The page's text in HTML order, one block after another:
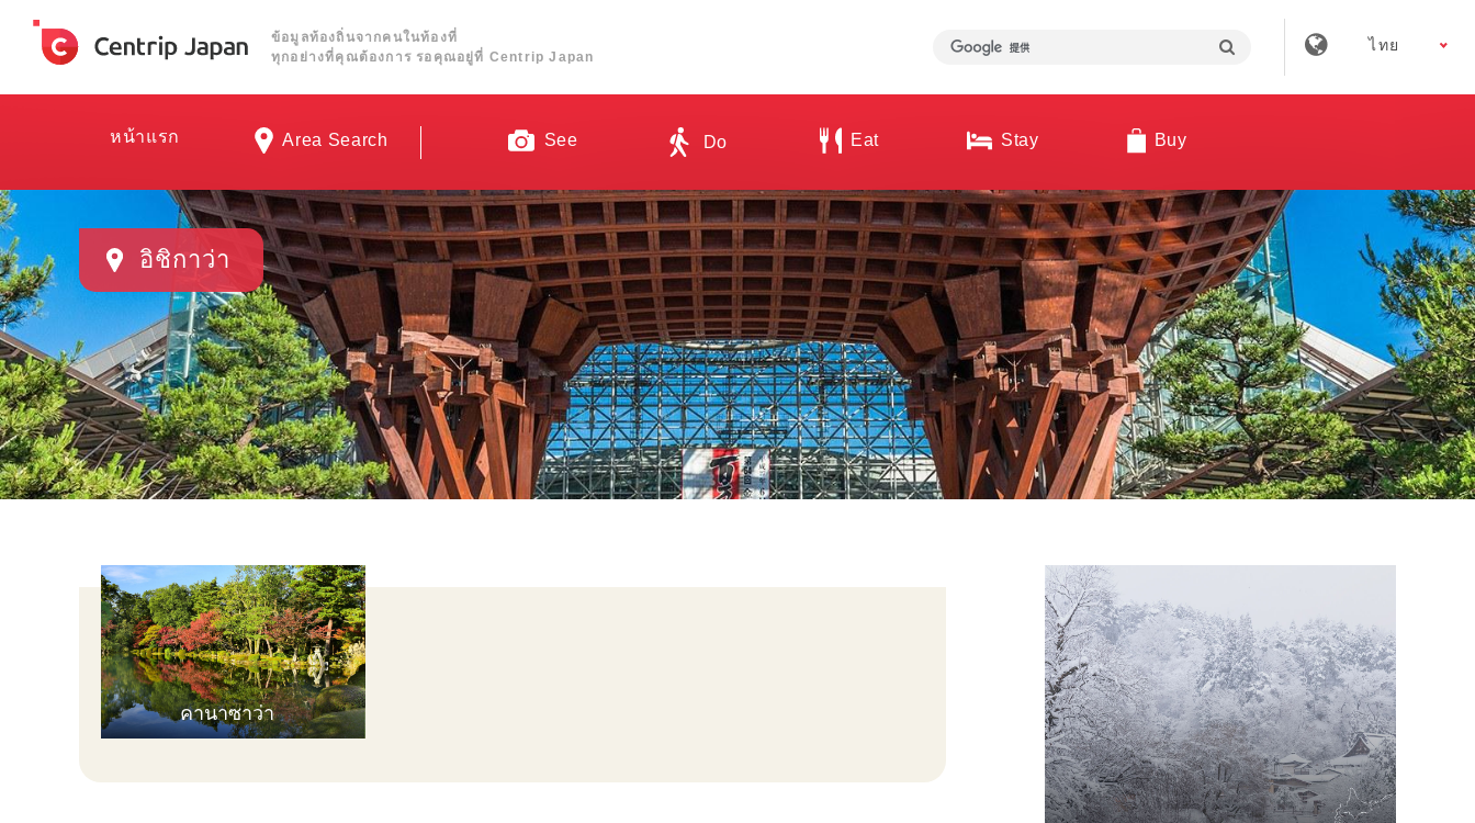
ข้อมูลท้องถิ่นจากคนในท้องที่
ทุกอย่างที่คุณต้องการ รอคุณอยู่ที่ Centrip Japan
ไทย
หน้าแรก Area Search See Do Eat Stay Buy
อิชิกาว่า
คานาซาว่า